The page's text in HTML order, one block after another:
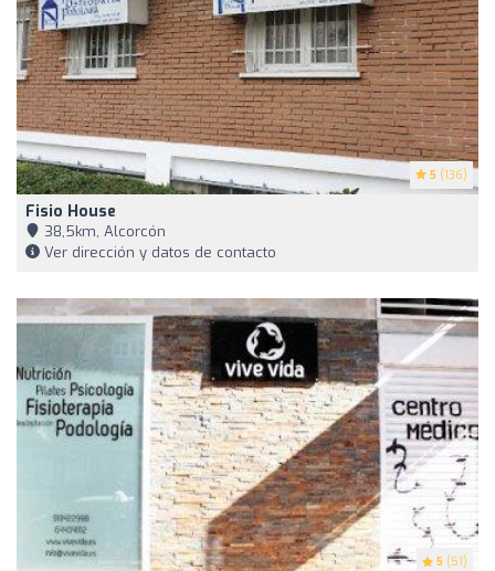
5 (136)
Fisio House
38,5km, Alcorcón
Ver dirección y datos de contacto
5 (51)